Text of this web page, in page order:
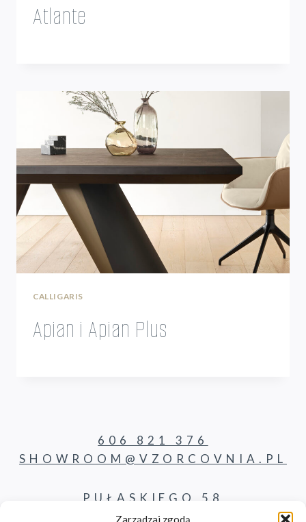
Zarządzaj zgodą
Atlante
CALLIGARIS
Apian i Apian Plus
606 821 376
SHOWROOM@VZORCOVNIA.PL
PUŁASKIEGO 58
62-800 KALISZ